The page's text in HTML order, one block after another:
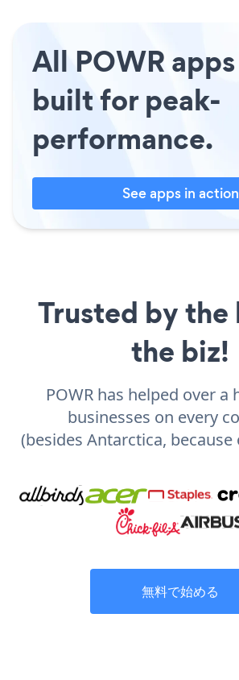
All POWR
built for peak-
performance.
See apps in action
Trusted by the
the biz!
POWR has helped over a
businesses on every
(besides Antarctica,
無料で始める